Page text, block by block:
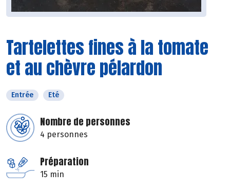
Tartelettes fines à la tomate
et au chèvre pélardon
Entrée Eté
Nombre de personnes
4 personnes
Préparation
15 min